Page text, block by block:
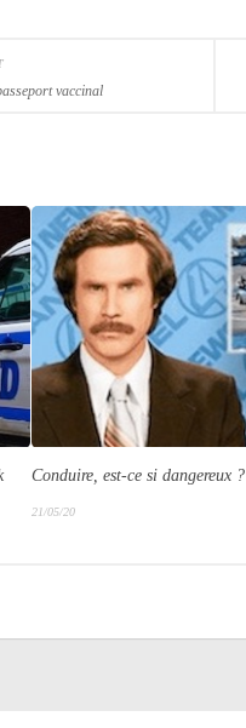
vaccinal
Conduire, est-ce si dangereux ?
21/05/20